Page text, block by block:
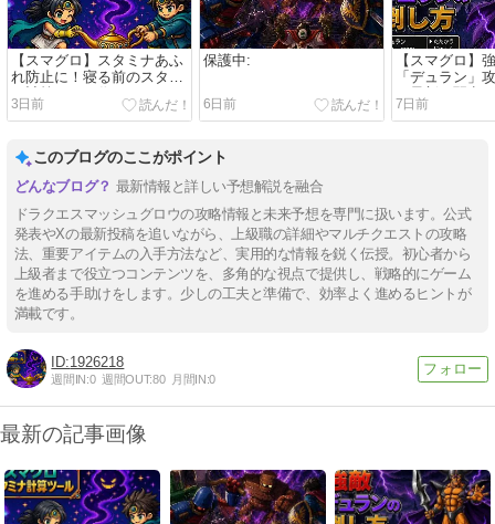
【スマグロ】スタミナあふ
れ防止に！寝る前のスタミ
ナ計算ツール作ってみまし
た。スタミナ管理に。
3日前
保護中:
6日前
【スマグロ】
「デュラン」
月最新｜弱点
備・メモリ情報
7日前
このブログのここがポイント
最新情報と詳しい予想解説を融合
ドラクエスマッシュグロウの攻略情報と未来予想を専門に扱います。公式
発表やXの最新投稿を追いながら、上級職の詳細やマルチクエストの攻略
法、重要アイテムの入手方法など、実用的な情報を鋭く伝授。初心者から
上級者まで役立つコンテンツを、多角的な視点で提供し、戦略的にゲーム
を進める手助けをします。少しの工夫と準備で、効率よく進めるヒントが
満載です。
1926218
週間IN:0 週間OUT:80 月間IN:0
最新の記事画像